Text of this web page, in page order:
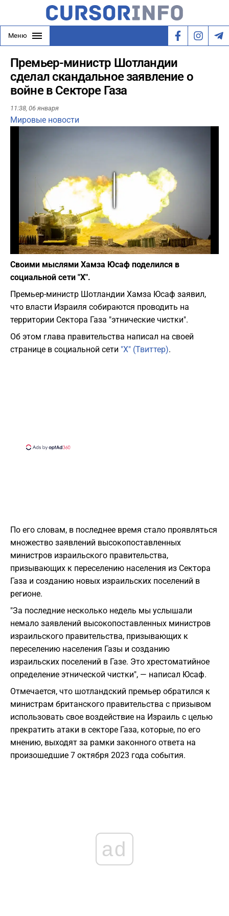
Меню
Премьер-министр Шотландии
сделал скандальное заявление о
войне в Секторе Газа
11:38, 06 января
Мировые новости
Play
Фото: Yonatan Sindel/Flash90
Своими мыслями Хамза Юсаф поделился в
социальной сети "Х".
Премьер-министр Шотландии Хамза Юсаф заявил,
что власти Израиля собираются проводить на
территории Сектора Газа "этнические чистки".
Об этом глава правительства написал на своей
странице в социальной сети "Х" (Твиттер).
По его словам, в последнее время стало проявляться
множество заявлений высокопоставленных
министров израильского правительства,
призывающих к переселению населения из Сектора
Газа и созданию новых израильских поселений в
регионе.
"За последние несколько недель мы услышали
немало заявлений высокопоставленных министров
израильского правительства, призывающих к
переселению населения Газы и созданию
израильских поселений в Газе. Это хрестоматийное
определение этнической чистки", — написал Юсаф.
Отмечается, что шотландский премьер обратился к
министрам британского правительства с призывом
использовать свое воздействие на Израиль с целью
прекратить атаки в секторе Газа, которые, по его
мнению, выходят за рамки законного ответа на
произошедшие 7 октября 2023 года события.
ad